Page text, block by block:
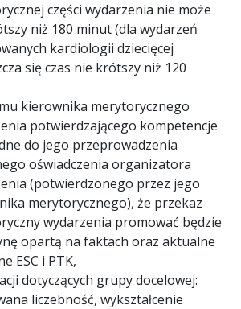
części wydarzenia nie może
niż 180 minut (dla wydarzeń
kardiologii dziecięcej
się czas nie krótszy niż 120
kierownika merytorycznego
potwierdzającego kompetencje
do jego przeprowadzenia
oświadczenia organizatora
(potwierdzonego przez jego
merytorycznego), że przekaz
wydarzenia promować będzie
opartą na faktach oraz aktualne
ESC i PTK,
dotyczących grupy docelowej:
liczebność, wykształcenie